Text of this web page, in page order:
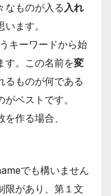
なものが入る 入れ
ます。
キーワードから始
す。この名前を変
るものが何である
ベストです。
作る場合、
でも構いません
限があり、第１文